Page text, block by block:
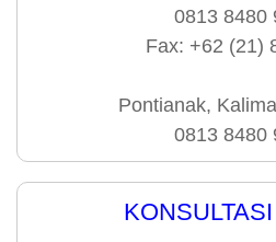
0813 8480
Fax: +62 (21)
Pontianak,
0813 8480